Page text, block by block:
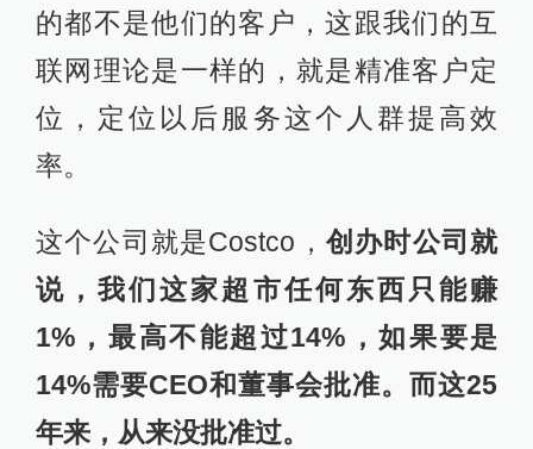
的都不是他们的客户，这跟我们的互
联网理论是一样的，就是精准客户定
位，定位以后服务这个人群提高效
率。
这个公司就是Costco， 创办时公司就
说，我们这家超市任何东西只能赚
1%，最高不能超过14%，如果要是
14%需要CEO和董事会批准。而这25
年来，从来没批准过。